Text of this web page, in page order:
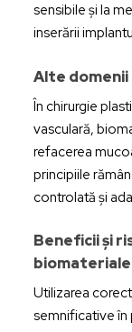
sensibile și la
inserării
Alte domenii
În chirurgie
vasculară,
refacerea
principiile
controlată și
Beneficii și
Utilizarea
semnificative în